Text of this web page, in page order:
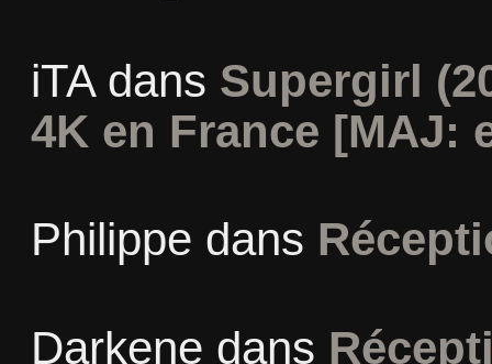
iTAdans Supergirl
4K en France [MAJ:
Philippe dans
Darkene dans